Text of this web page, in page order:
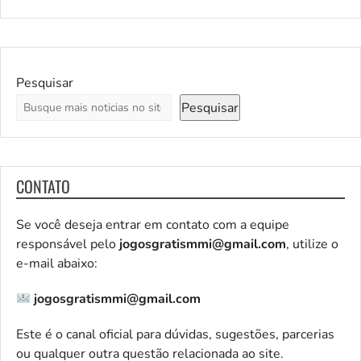
Pesquisar
Pesquisar
CONTATO
Se você deseja entrar em contato com a equipe
responsável pelojogosgratismmi@gmail.com, utilize o
e-mail abaixo:
jogosgratismmi@gmail.com
Este é o canal oficial para dúvidas, sugestões, parcerias
ou qualquer outra questão relacionada ao site.